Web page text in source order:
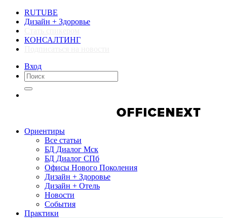
RUTUBE
Дизайн + Здоровье
КОНСАЛТИНГ
Вход
Ориентиры
Все статьи
БД Диалог Мск
БД Диалог СПб
Офисы Нового Поколения
Дизайн + Здоровье
Дизайн + Отель
Новости
События
Практики